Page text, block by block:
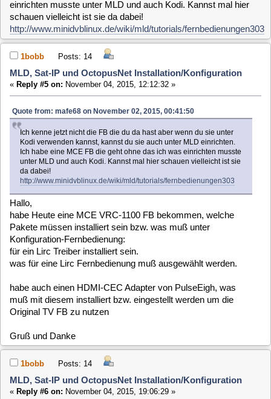
habe auch einen HDMI-CEC Adapter von PulseEigh, was
muß mit diesem installiert bzw. eingestellt werden um die
Original TV FB zu nutzen
Gruß und Danke
1bobb Posts: 14
MLD, Sat-IP und OctopusNet Installation/Konfiguration
Quote from: mafe68 on November 02, 2015, 00:41:50
Ich kenne jetzt nicht die FB die du da hast aber wenn du sie unter
Kodi verwenden kannst, kannst du sie auch unter MLD einrichten.
Ich habe eine MCE FB die geht ohne das ich was einrichten musste
unter MLD und auch Kodi. Kannst mal hier schauen vielleicht ist sie
da dabei!
http://www.minidvblinux.de/wiki/mld/tutorials/fernbedienungen303
Hallo,
wer kann mir mit der MCE VRC-1100 FB weiterhelfen,
habe den USB-Empfänger eingesteckt MLD gestartet, unter
Konfiguration-Fernbedienung ist nichts ausgewählt.
Mit der MLD Fernbedienung kann ich alles bedienen.
Wenn ich mit der MLD Fernbedienung auf Kodi umschalte,
kann ich auch alles mit der MCE VRC-1100 FB bedienen.
Tasten zum Senderwechsel.
Was muß noch getan werden das die MCE VRC-1100 FB
auch hier funktioniert.
http://www.amazon.de/gp/product/B00224ZDFY?
psc=1&redirect=true&ref_=oh_aui_detailpage_o01_s00
Gruß Und Danke
mafe68 Posts: 2389